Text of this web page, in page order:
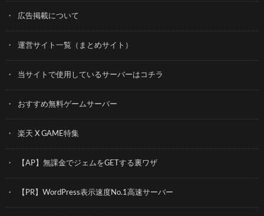
広告掲載について
運営サイト一覧（まとめサイト）
当サイトで使用しているサーバーはコチラ
おすすめ無料ゲームサーバー
楽天 X GAME特集
【AP】無課金でジェムをGETする裏ワザ
【PR】WordPress表示速度No.1高速サーバー